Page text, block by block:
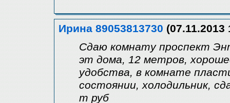
Ирина 89053813730 (07.11.2013
Сдаю комнату проспект
эт дома, 12 метров,
удобства, в комнате
состоянии, холодильник,
т руб